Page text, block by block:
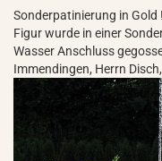
Sonderpatinierung in
Figur wurde in einer
Wasser Anschluss
Immendingen, Herrn